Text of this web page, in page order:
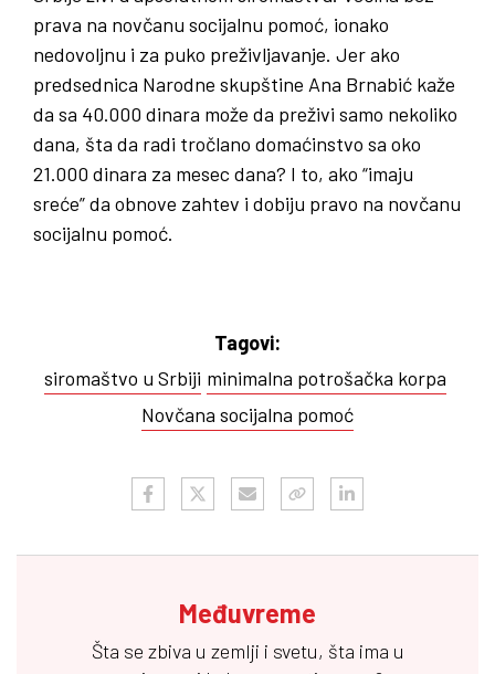
prava na novčanu socijalnu pomoć, ionako
nedovoljnu i za puko preživljavanje. Jer ako
predsednica Narodne skupštine Ana Brnabić kaže
da sa 40.000 dinara može da preživi samo nekoliko
dana, šta da radi tročlano domaćinstvo sa oko
21.000 dinara za mesec dana? I to, ako “imaju
sreće” da obnove zahtev i dobiju pravo na novčanu
socijalnu pomoć.
Tagovi:
siromaštvo u Srbiji minimalna potrošačka korpa
Novčana socijalna pomoć
Međuvreme
Šta se zbiva u zemlji i svetu, šta ima u